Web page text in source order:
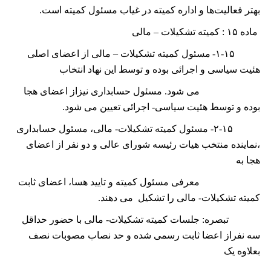
بهتر فعالیت‌ها و اداره کمیته در غیاب مسئول کمیته است.
ماده ۱۵ : کمیته تشکیلات – مالی
۱-۱۵-
مسئول کمیته تشکیلات – مالی از اعضای اصلی
هئیت سیاسی و اجرائی بوده و توسط این نهاد انتخاب
می شود. مسئول حسابداری نیزاز اعضای هجا
بوده و توسط هئیت سیاسی- اجرائی تعیین می شود.
۲-۱۵- مسئول کمیته تشکیلات- مالی، مسئول حسابداری
،نماینده منتخب ھیات رئیسه شورای عالی و دو نفر از اعضای
ھجا به
معرفی مسئول کمیته و تایید ھسا، اعضای ثابت
کمیته تشکیلات- مالی را تشکیل می دهند.
تبصره: جلسات کمیته تشکیلات- مالی با حضور حداقل
سه نفراز اعضا ثابت رسمی شده و حد نصاب مصوبات نصف
بعلاوه یک